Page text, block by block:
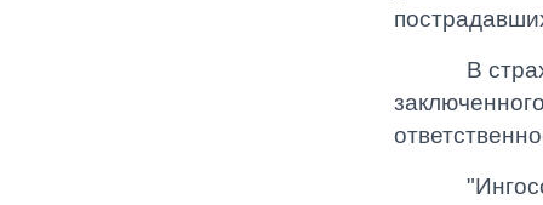
В